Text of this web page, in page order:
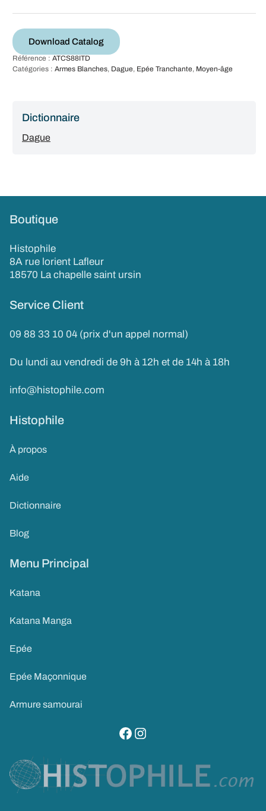
Download Catalog
Référence : ATCS88ITD
Catégories : Armes Blanches, Dague, Epée Tranchante, Moyen-âge
Dictionnaire
Dague
Boutique
Histophile
8A rue lorient Lafleur
18570 La chapelle saint ursin
Service Client
09 88 33 10 04 (prix d'un appel normal)
Du lundi au vendredi de 9h à 12h et de 14h à 18h
info@histophile.com
Histophile
À propos
Aide
Dictionnaire
Blog
Menu Principal
Katana
Katana Manga
Epée
Epée Maçonnique
Armure samourai
visitez notre page facebook
suivez notre compte instagram